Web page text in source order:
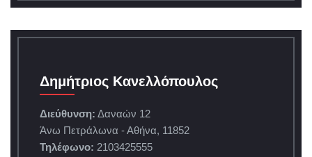
Δημήτριος Κανελλόπουλος
Διεύθυνση: Δαναών 12
Άνω Πετράλωνα - Αθήνα, 11852
Τηλέφωνο: 2103425555